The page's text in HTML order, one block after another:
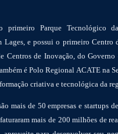
Parque Tecnológico da
Lages, e possui o primeiro Centro
Centros de Inovação, do
é Polo Regional ACATE na
criativa e tecnológica da
mais de 50 empresas e startups
mais de 200 milhões de